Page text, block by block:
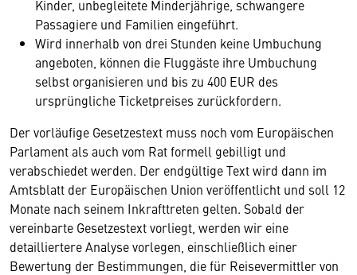
Kinder, unbegleitete Minderjährige, schwangere
Passagiere und Familien eingeführt.
Wird innerhalb von drei Stunden keine Umbuchung
angeboten, können die Fluggäste ihre Umbuchung
selbst organisieren und bis zu 400 EUR des
ursprüngliche Ticketpreises zurückfordern.
Der vorläufige Gesetzestext muss noch vom Europäischen
Parlament als auch vom Rat formell gebilligt und
verabschiedet werden. Der endgültige Text wird dann im
Amtsblatt der Europäischen Union veröffentlicht und soll 12
Monate nach seinem Inkrafttreten gelten. Sobald der
vereinbarte Gesetzestext vorliegt, werden wir eine
detailliertere Analyse vorlegen, einschließlich einer
Bewertung der Bestimmungen, die für Reisevermittler von